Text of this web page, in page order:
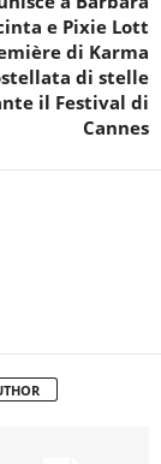
e Pixie Lott
di Karma
di stelle
il Festival di
Cannes